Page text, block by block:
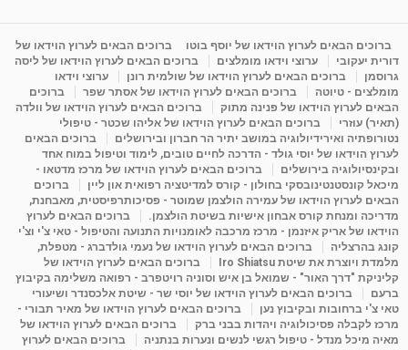
09:12
מדיטציה בדמיון מודרך - היכרות עם האני הפנימי
מאת admin 11 שנים 3,644 צפיות
פנינה מתוק - מרכז "נתיב הלב" בהרצליה-
מדיטציה-התחדשות
Shahar-vod
ברוכים הבאים לערוץ הוידאו של יוסף בוטו
ברוכים הבאים לערוץ הוידאו של
דורית יעקובי
ערוצי וידאו מומלצים
ברוכים הבאים לערוץ הוידאו של ליסה
גרוסמן
ברוכים הבאים לערוץ הוידאו של שולמית רונן
ערוצי וידאו
מומלצים - טיוטה
ברוכים הבאים לערוץ הוידאו של אסתר שפר
ברוכים
הבאים לערוץ הוידאו של פנינה מתוק
ברוכים הבאים לערוץ הוידאו של וולדה
(תאיר) עוזרי
ברוכים הבאים לערוץ הוידאו של אליהו שכטר - טיפולי
נטורופתיה ואירידיולוגיה במושב יתיר הר חברון ובירושלים
ברוכים הבאים
לערוץ הוידאו של יוסי גולד - הדרכה לחיים טובים, לימוד וטיפול במוח אחד
ובקינסיולוגיה בירושלים
ברוכים הבאים לערוץ הוידאו של מרכז מדטאו -
מיכאל קונסטנטינובסקי בחולון - קורס למדיטציה רפואית און ליין
ברוכים
הבאים לערוץ הוידאו של עמירה הולצמן שמוטר - פסיכותרפיסטית, מאבחנת,
מדריכה ומנחת קורס אבחון אישיות בשיטת הולצמן.
ברוכים הבאים לערוץ
הוידאו של אריק איזנמן - מרכז מרכבה לאומנויות התנועה והטיפול - טאי צ'י וצ'י
קונג בהרצליה
ברוכים הבאים לערוץ הוידאו של נעמי גולדברג - מטפלת,
מלמדת ויוצרת את שיטת Iro Shiatsu
ברוכים הבאים לערוץ הוידאו של
קליניקת "דרך האור" - שמואל בן איש וסוניה רויטפרב - רפואה משלימה בקיבוץ
ברעם
ברוכים הבאים לערוץ הוידאו של יוסי שר - שיטת אלכסנדר ושיעורי
טאי צ'י ברחובות ובקיבוץ נען
ברוכים הבאים לערוץ הוידאו של מאיר תבורי -
מרכז לקבלה פסיכולוגיה ויהדות בבני ברק
ברוכים הבאים לערוץ הוידאו של
מאיה מיכל מנדל - טיפול רגשי לנשים ונערות בנתניה
ברוכים הבאים לערוץ